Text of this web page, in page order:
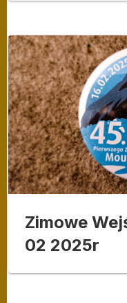
Zimowe
02 2025r